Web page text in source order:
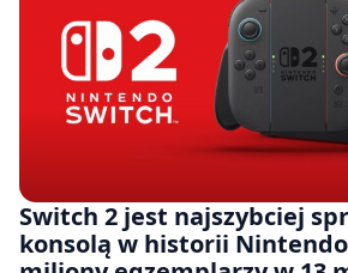
Switch 2 jest najszybciej
konsolą w historii